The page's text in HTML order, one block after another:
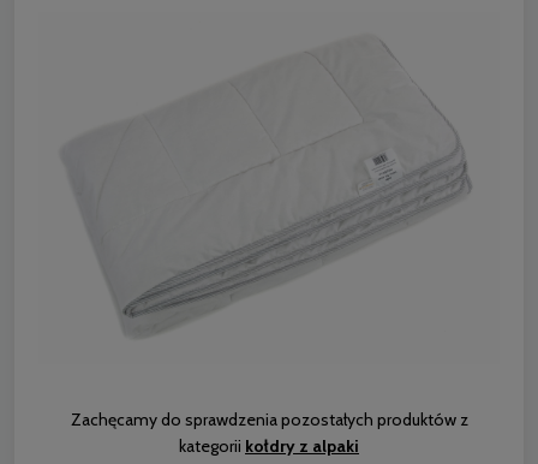
Zachęcamy do sprawdzenia pozostałych produktów z
kategorii kołdry z alpaki